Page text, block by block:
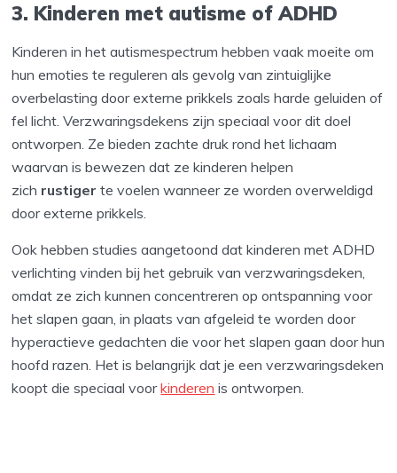
3. Kinderen met autisme of ADHD
Kinderen in het autismespectrum hebben vaak moeite om
hun emoties te reguleren als gevolg van zintuiglijke
overbelasting door externe prikkels zoals harde geluiden of
fel licht. Verzwaringsdekens zijn speciaal voor dit doel
ontworpen. Ze bieden zachte druk rond het lichaam
waarvan is bewezen dat ze kinderen helpen
zich rustiger te voelen wanneer ze worden overweldigd
door externe prikkels.
Ook hebben studies aangetoond dat kinderen met ADHD
verlichting vinden bij het gebruik van verzwaringsdeken,
omdat ze zich kunnen concentreren op ontspanning voor
het slapen gaan, in plaats van afgeleid te worden door
hyperactieve gedachten die voor het slapen gaan door hun
hoofd razen. Het is belangrijk dat je een verzwaringsdeken
koopt die speciaal voorkinderen is ontworpen.